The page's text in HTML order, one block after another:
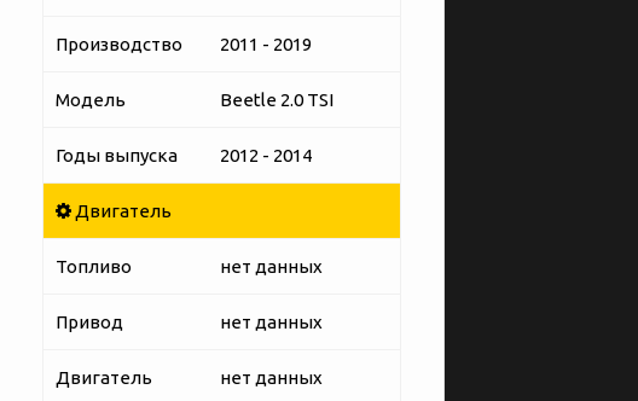
Производство 2011 - 2019
Модель Beetle 2.0 TSI
Годы выпуска 2012 - 2014
Двигатель
Топливо нет данных
Привод нет данных
Двигатель нет данных